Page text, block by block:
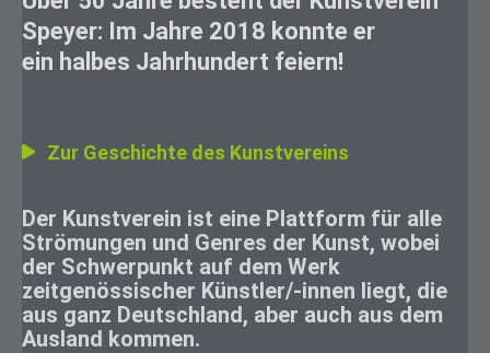
Speyer: Im Jahre 2018 konnte er
ein halbes Jahrhundert feiern!
Zur Geschichte des Kunstvereins
Der Kunstverein ist eine Plattform für alle
Strömungen und Genres der Kunst, wobei
der Schwerpunkt auf dem Werk
zeitgenössischer Künstler/-innen liegt, die
aus ganz Deutschland, aber auch aus dem
Ausland kommen.